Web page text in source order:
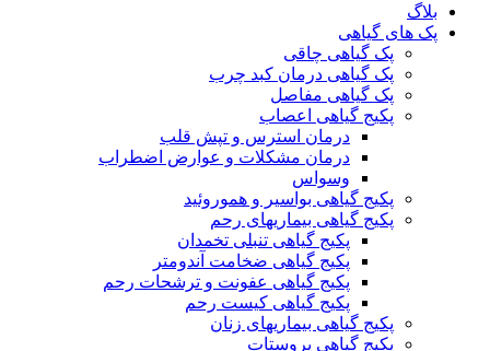
بلاگ
پک های گیاهی
پک گیاهی چاقی
پک گیاهی درمان کبد چرب
پک گیاهی مفاصل
پکیج گیاهی اعصاب
درمان استرس و تپش قلب
درمان مشکلات و عوارض اضطراب
وسواس
پکیج گیاهی بواسیر و هموروئید
پکیج گیاهی بیماریهای رحم
پکیج گیاهی تنبلی تخمدان
پکیج گیاهی ضخامت آندومتر
پکیج گیاهی عفونت و ترشحات رحم
پکیج گیاهی کیست رحم
پکیج گیاهی بیماریهای زنان
پکیج گیاهی پروستات